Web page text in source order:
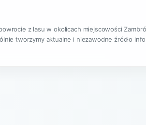
z lasu w okolicach miejscowości
tworzymy aktualne i niezawodne źródło